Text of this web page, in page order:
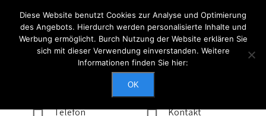
Erreichbarkeit
Mo - Do: 0900 - 1700, Fr: 0900 - 1400
Telefon Kontakt
Anmelden
Diese Website benutzt Cookies zur Analyse und Optimierung
des Angebots. Hierdurch werden personalisierte Inhalte und
Werbung ermöglicht. Burch Nutzung der Website erklären Sie
sich mit dieser Verwendung einverstanden. Weitere
Informationen finden Sie hier:
OK